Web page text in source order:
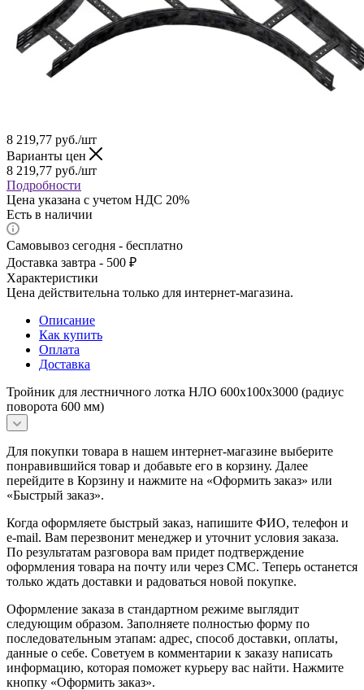
8 219,77 руб./шт
Варианты цен
8 219,77 руб./шт
Подробности
Цена указана с учетом НДС 20%
Есть в наличии
Самовывоз сегодня - бесплатно
Доставка завтра - 500 ₽
Характеристики
Цена действительна только для интернет-магазина.
Описание
Как купить
Оплата
Доставка
Тройник для лестничного лотка НЛО 600х100х3000 (радиус
поворота 600 мм)
Для покупки товара в нашем интернет-магазине выберите
понравившийся товар и добавьте его в корзину. Далее
перейдите в Корзину и нажмите на «Оформить заказ» или
«Быстрый заказ».
Когда оформляете быстрый заказ, напишите ФИО, телефон и
e-mail. Вам перезвонит менеджер и уточнит условия заказа.
По результатам разговора вам придет подтверждение
оформления товара на почту или через СМС. Теперь останется
только ждать доставки и радоваться новой покупке.
Оформление заказа в стандартном режиме выглядит
следующим образом. Заполняете полностью форму по
последовательным этапам: адрес, способ доставки, оплаты,
данные о себе. Советуем в комментарии к заказу написать
информацию, которая поможет курьеру вас найти. Нажмите
кнопку «Оформить заказ».